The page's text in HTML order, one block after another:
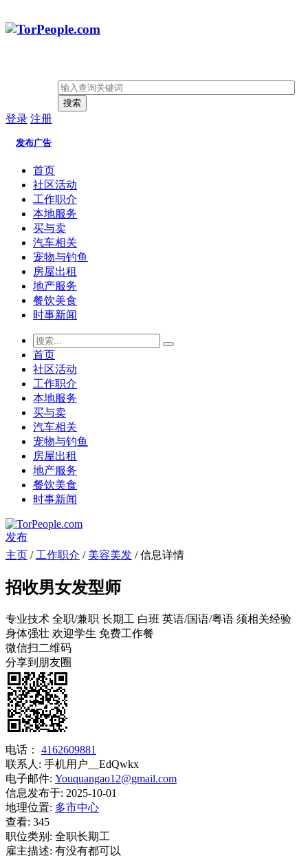
搜索
登录 注册
发布广告
首页
社区活动
工作职介
本地服务
买与卖
汽车相关
宠物与钓鱼
房屋出租
地产服务
餐饮美食
时事新闻
首页
社区活动
工作职介
本地服务
买与卖
汽车相关
宠物与钓鱼
房屋出租
地产服务
餐饮美食
时事新闻
发布
主页 /工作职介 / 美容美发 / 信息详情
招收男女发型师
专业技术 全职/兼职 长期工 白班 英语/国语/粤语 须相关经验
身体强壮 欢迎学生 免费工作餐
微信扫二维码
分享到朋友圈
电话：
4162609881
联系人: 手机用户__EdQwkx
电子邮件: Youquangao12@gmail.com
信息发布于: 2025-10-01
地理位置: 多市中心
查看: 345
职位类别: 全职长期工
雇主描述: 有没有都可以